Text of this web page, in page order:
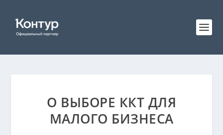
О ВЫБОРЕ ККТ ДЛЯ
МАЛОГО БИЗНЕСА